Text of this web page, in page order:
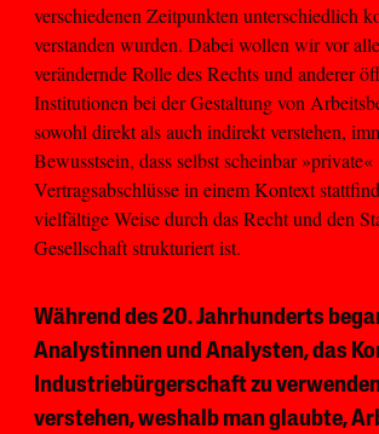
verschiedenen Zeitpunkten unterschiedlich
verstanden wurden. Dabei wollen wir vor
verändernde Rolle des Rechts und anderer
Institutionen bei der Gestaltung von
sowohl direkt als auch indirekt verstehen,
Bewusstsein, dass selbst scheinbar »private«
Vertragsabschlüsse in einem Kontext
vielfältige Weise durch das Recht und den
Gesellschaft strukturiert ist.
Während des 20. Jahrhunderts
Analystinnen und Analysten, das
Industriebürgerschaft zu
verstehen, weshalb man glaubte,